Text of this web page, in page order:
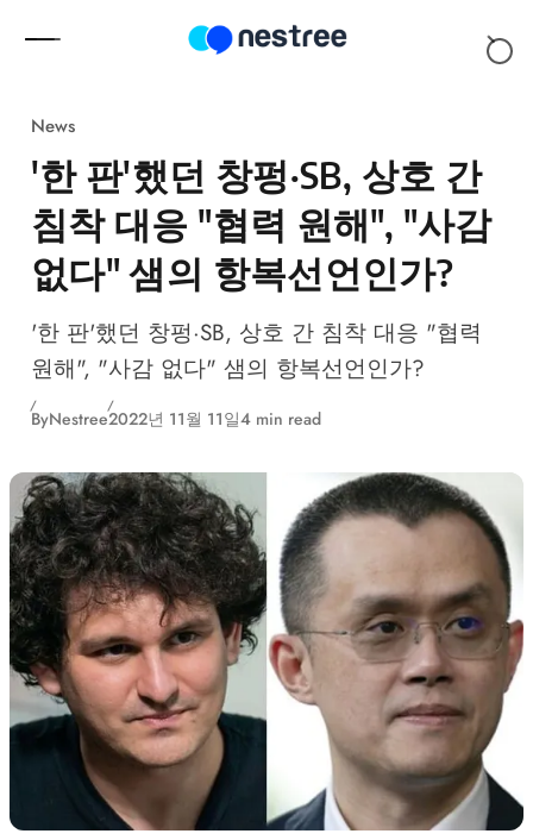
News
'한 판'했던 창펑·SB, 상호 간
침착 대응 "협력 원해", "사감
없다" 샘의 항복선언인가?
'한 판'했던 창펑·SB, 상호 간 침착 대응 "협력
원해", "사감 없다" 샘의 항복선언인가?
ByNestree2022년 11월 11일4 min read